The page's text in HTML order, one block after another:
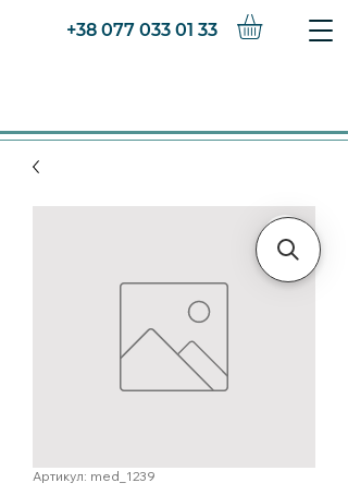
+38 077 033 01 33
Артикул: med_1239